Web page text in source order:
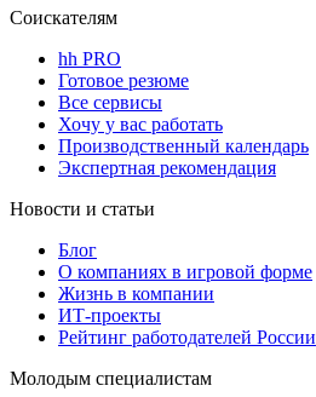
Соискателям
hh PRO
Готовое резюме
Все сервисы
Хочу у вас работать
Производственный календарь
Экспертная рекомендация
Новости и статьи
Блог
О компаниях в игровой форме
Жизнь в компании
ИТ-проекты
Рейтинг работодателей России
Молодым специалистам